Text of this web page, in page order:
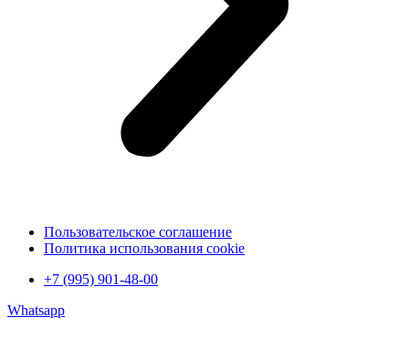
Пользовательское соглашение
Политика использования cookie
+7 (995) 901-48-00
Whatsapp